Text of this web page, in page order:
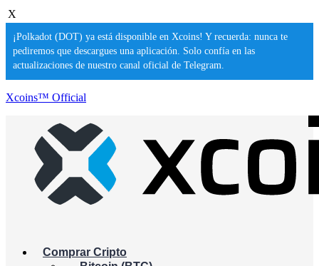
X
¡Polkadot (DOT) ya está disponible en Xcoins! Y recuerda: nunca te
pediremos que descargues una aplicación. Solo confía en las
actualizaciones de nuestro canal oficial de Telegram.
Xcoins™ Official
Comprar Cripto